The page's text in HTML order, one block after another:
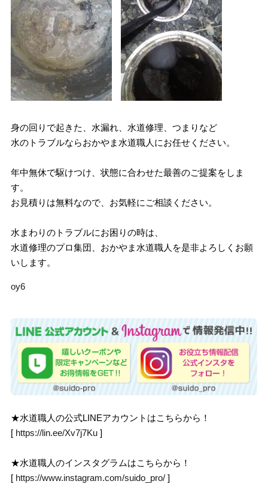
身の回りで起きた、水漏れ、水道修理、つまりなど
水のトラブルならおかやま水道職人にお任せください。
年中無休で駆けつけ、状態に合わせた最善のご提案をしま
す。
お見積りは無料なので、お気軽にご相談ください。
水まわりのトラブルにお困りの時は、
水道修理のプロ集団、おかやま水道職人を是非よろしくお願
いします。
oy6
★水道職人の公式LINEアカウントはこちらから！
[ https://lin.ee/Xv7j7Ku ]
★水道職人のインスタグラムはこちらから！
[ https://www.instagram.com/suido_pro/ ]